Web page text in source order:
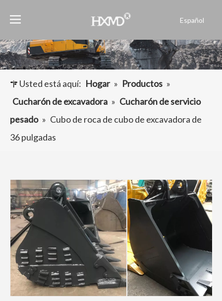
Español
العربية
Français
Usted está aquí: Hogar » Productos »
Cucharón de excavadora » Cucharón de servicio
pesado » Cubo de roca de cubo de excavadora de
36 pulgadas